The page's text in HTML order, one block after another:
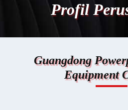
Profil
Guangdong
Equipment